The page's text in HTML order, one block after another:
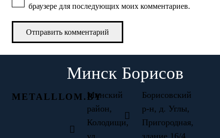
браузере для последующих моих комментариев.
Отправить комментарий
METALLLOM.BY
Минск
Минский
район,
Колодищи,
ул.
Борисов
Борисовский
р-н, д. Углы,
Пригородная,
здание 16/4